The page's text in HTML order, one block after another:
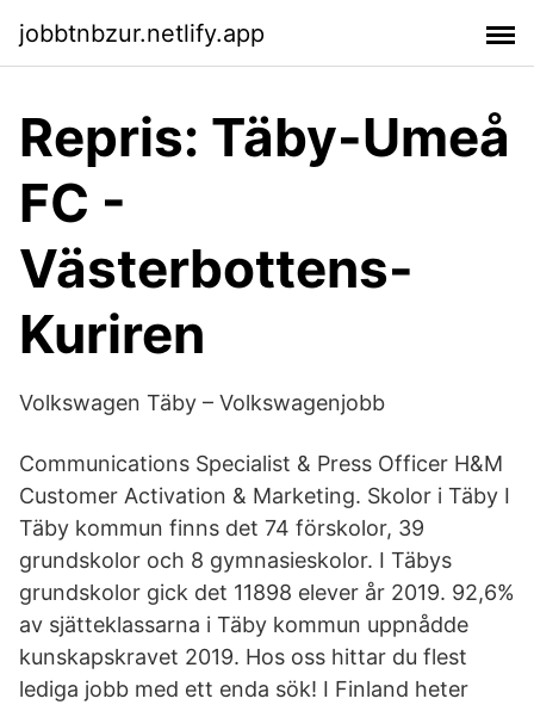
jobbtnbzur.netlify.app
Repris: Täby-Umeå
FC -
Västerbottens-
Kuriren
Volkswagen Täby – Volkswagenjobb
Communications Specialist & Press Officer H&M
Customer Activation & Marketing. Skolor i Täby I
Täby kommun finns det 74 förskolor, 39
grundskolor och 8 gymnasieskolor. I Täbys
grundskolor gick det 11898 elever år 2019. 92,6%
av sjätteklassarna i Täby kommun uppnådde
kunskapskravet 2019. Hos oss hittar du flest
lediga jobb med ett enda sök! I Finland heter